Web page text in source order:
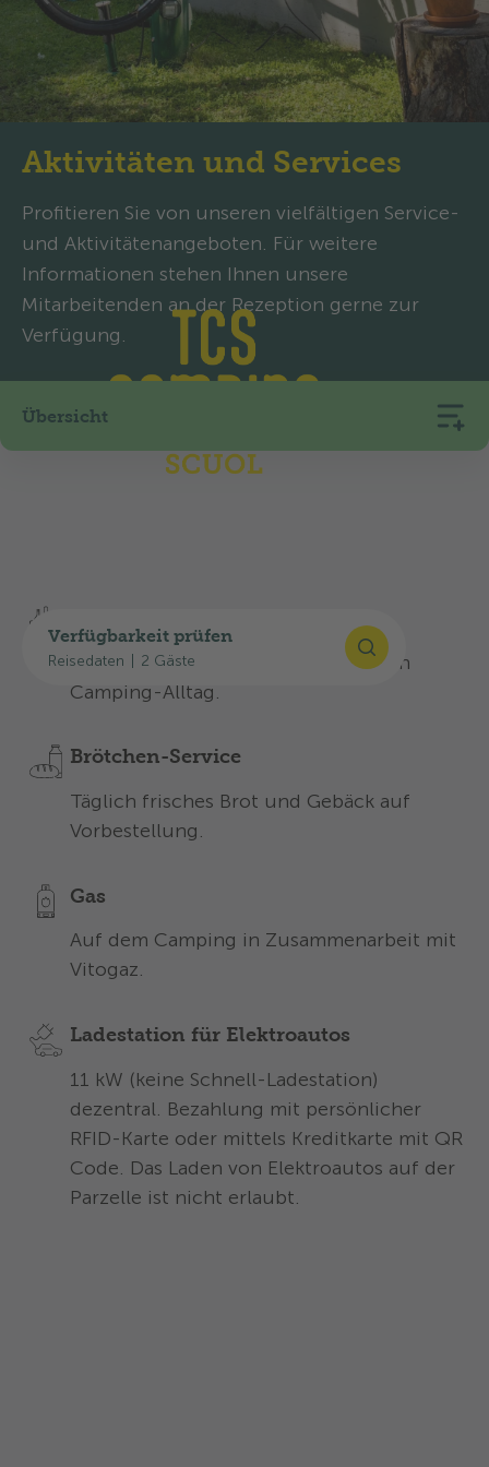
Verfügbarkeit prüfen
Reisedaten 2 Gäste
Aktivitäten und Services
Profitieren Sie von unseren vielfältigen Service-
und Aktivitätenangeboten. Für weitere
Informationen stehen Ihnen unsere
Mitarbeitenden an der Rezeption gerne zur
Verfügung.
Übersicht
Mit den nötigsten Produkten für den
Camping-Alltag.
Brötchen-Service
Täglich frisches Brot und Gebäck auf
Vorbestellung.
Gas
Auf dem Camping in Zusammenarbeit mit
Vitogaz.
Ladestation für Elektroautos
11 kW (keine Schnell-Ladestation)
dezentral. Bezahlung mit persönlicher
RFID-Karte oder mittels Kreditkarte mit QR
Code. Das Laden von Elektroautos auf der
Parzelle ist nicht erlaubt.